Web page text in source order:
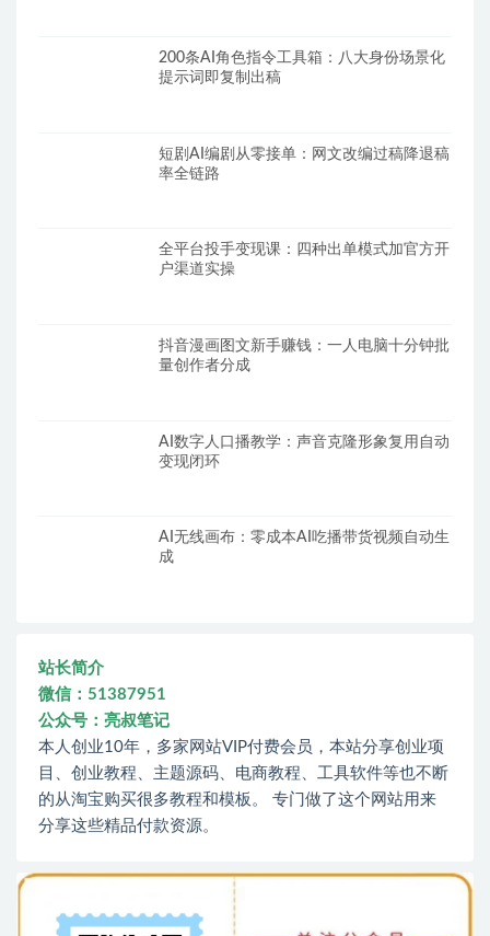
200条AI角色指令工具箱：八大身份场景化
提示词即复制出稿
短剧AI编剧从零接单：网文改编过稿降退稿
率全链路
全平台投手变现课：四种出单模式加官方开
户渠道实操
抖音漫画图文新手赚钱：一人电脑十分钟批
量创作者分成
AI数字人口播教学：声音克隆形象复用自动
变现闭环
AI无线画布：零成本AI吃播带货视频自动生
成
站长简介
微信：51387951
公众号：亮叔笔记
本人创业10年，多家网站VIP付费会员，本站分享创业项
目、创业教程、主题源码、电商教程、工具软件等也不断
的从淘宝购买很多教程和模板。 专门做了这个网站用来
分享这些精品付款资源。